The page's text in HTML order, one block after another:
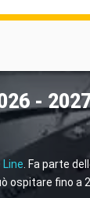
-
Line . Fa parte
ospitare fino